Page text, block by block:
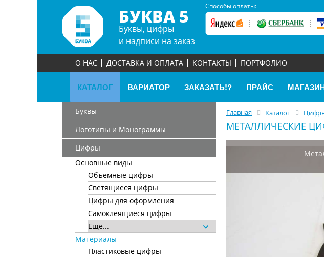
БУКВА 5
Буквы, цифры
и надписи на заказ
Способы оплаты:
О НАС ДОСТАВКА И ОПЛАТА КОНТАКТЫ ПОРТФОЛИО
КАТАЛОГ ВАРИАТОР ЗАКАЗАТЬ!? ПРАЙС
Главная Каталог
Буквы
Логотипы и Монограммы
Цифры
Основные виды
Объемные цифры
Светящиеся цифры
Цифры для оформления
Самоклеящиеся цифры
Еще...
Материалы
Пластиковые цифры
МЕТАЛЛИЧЕСКИЕ